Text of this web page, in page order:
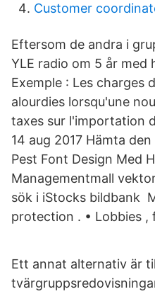
Customer
Eftersom de andra i
YLE radio om 5 år
Exemple : Les charges
alourdies lorsqu'une
taxes sur l'importation
14 aug 2017 Hämta
Pest Font Design Med
Managementmall
sök i iStocks bildbank
protection . • Lobbies ,
Ett annat alternativ är